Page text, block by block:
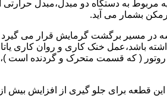
مربوط به دستگاه دو مبدل،مبدل
بشمار می آید.
مسیر برگشت گرمایش قرار می گیرد و
وجود داشته باشد،عمل خنک کاری و روان
روتور ( که قسمت متحرک و گردنده است
قطعه برای جلو گیری از افزایش بیش